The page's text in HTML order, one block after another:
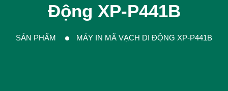
Động XP-P441B
SẢN PHẨM MÁY IN MÃ VẠCH DI ĐỘNG XP-P441B